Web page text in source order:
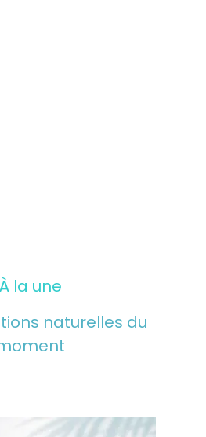
À la une
naturelles du